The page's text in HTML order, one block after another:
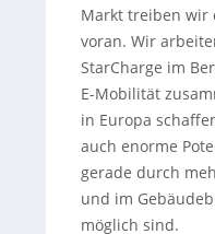
Markt treiben wir
voran. Wir
StarCharge im
E-Mobilität
in Europa
auch enorme
gerade durch
und im
möglich sind.